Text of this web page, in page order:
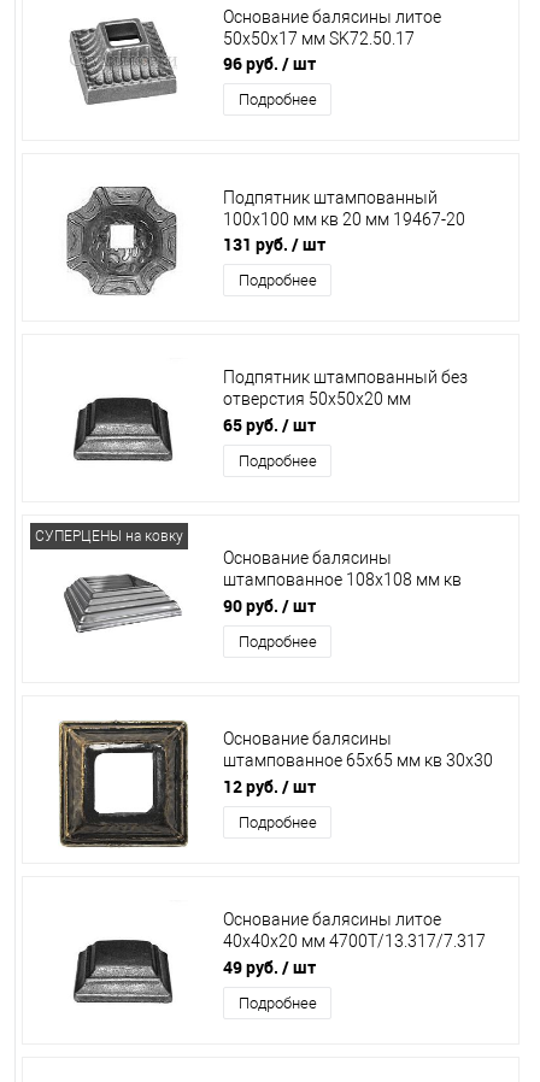
Основание балясины литое
50х50х17 мм SK72.50.17
96 руб. / шт
Подробнее
Подпятник штампованный
100х100 мм кв 20 мм 19467-20
131 руб. / шт
Подробнее
Подпятник штампованный без
отверстия 50х50х20 мм
13.315/7.315
65 руб. / шт
Подробнее
СУПЕРЦЕНЫ на ковку
Основание балясины
штампованное 108х108 мм кв
60х60 мм 13.360.01
90 руб. / шт
Подробнее
Основание балясины
штампованное 65х65 мм кв 30х30
мм Китай
12 руб. / шт
Подробнее
Основание балясины литое
40х40х20 мм 4700Т/13.317/7.317
/819/11
49 руб. / шт
Подробнее